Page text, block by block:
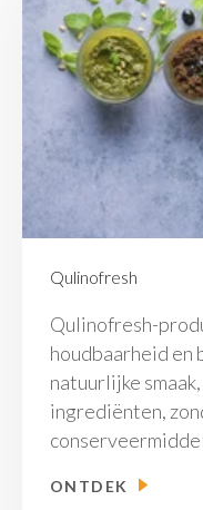
Qulinofresh
Qulinofresh-
houdbaarheid en
natuurlijke
ingrediënten,
ONTDEK